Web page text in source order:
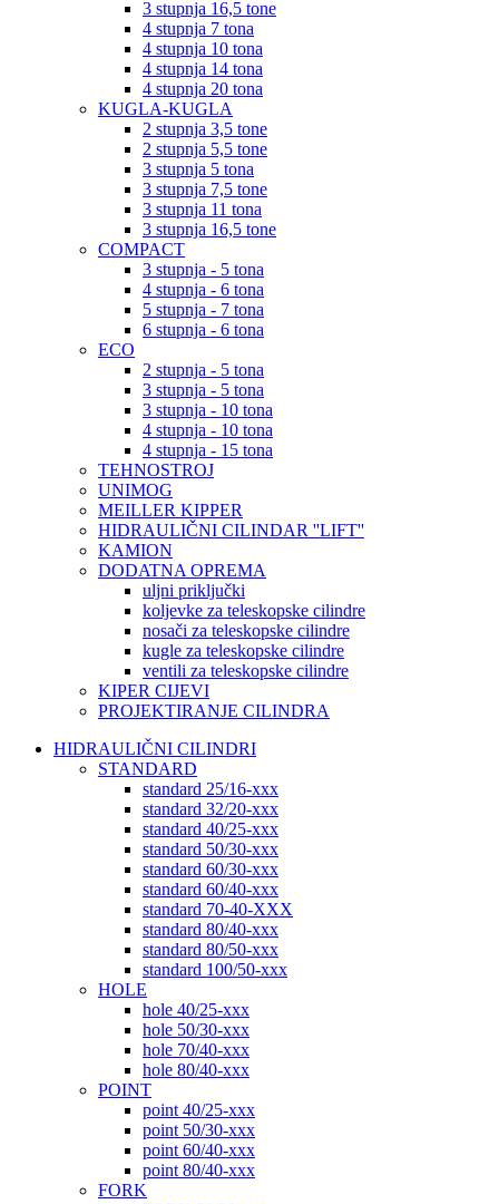
3 stupnja 16,5 tone
4 stupnja 7 tona
4 stupnja 10 tona
4 stupnja 14 tona
4 stupnja 20 tona
KUGLA-KUGLA
2 stupnja 3,5 tone
2 stupnja 5,5 tone
3 stupnja 5 tona
3 stupnja 7,5 tone
3 stupnja 11 tona
3 stupnja 16,5 tone
COMPACT
3 stupnja - 5 tona
4 stupnja - 6 tona
5 stupnja - 7 tona
6 stupnja - 6 tona
ECO
2 stupnja - 5 tona
3 stupnja - 5 tona
3 stupnja - 10 tona
4 stupnja - 10 tona
4 stupnja - 15 tona
TEHNOSTROJ
UNIMOG
MEILLER KIPPER
HIDRAULIČNI CILINDAR ''LIFT''
KAMION
DODATNA OPREMA
uljni priključki
koljevke za teleskopske cilindre
nosači za teleskopske cilindre
kugle za teleskopske cilindre
ventili za teleskopske cilindre
KIPER CIJEVI
PROJEKTIRANJE CILINDRA
HIDRAULIČNI CILINDRI
STANDARD
standard 25/16-xxx
standard 32/20-xxx
standard 40/25-xxx
standard 50/30-xxx
standard 60/30-xxx
standard 60/40-xxx
standard 70-40-XXX
standard 80/40-xxx
standard 80/50-xxx
standard 100/50-xxx
HOLE
hole 40/25-xxx
hole 50/30-xxx
hole 70/40-xxx
hole 80/40-xxx
POINT
point 40/25-xxx
point 50/30-xxx
point 60/40-xxx
point 80/40-xxx
FORK